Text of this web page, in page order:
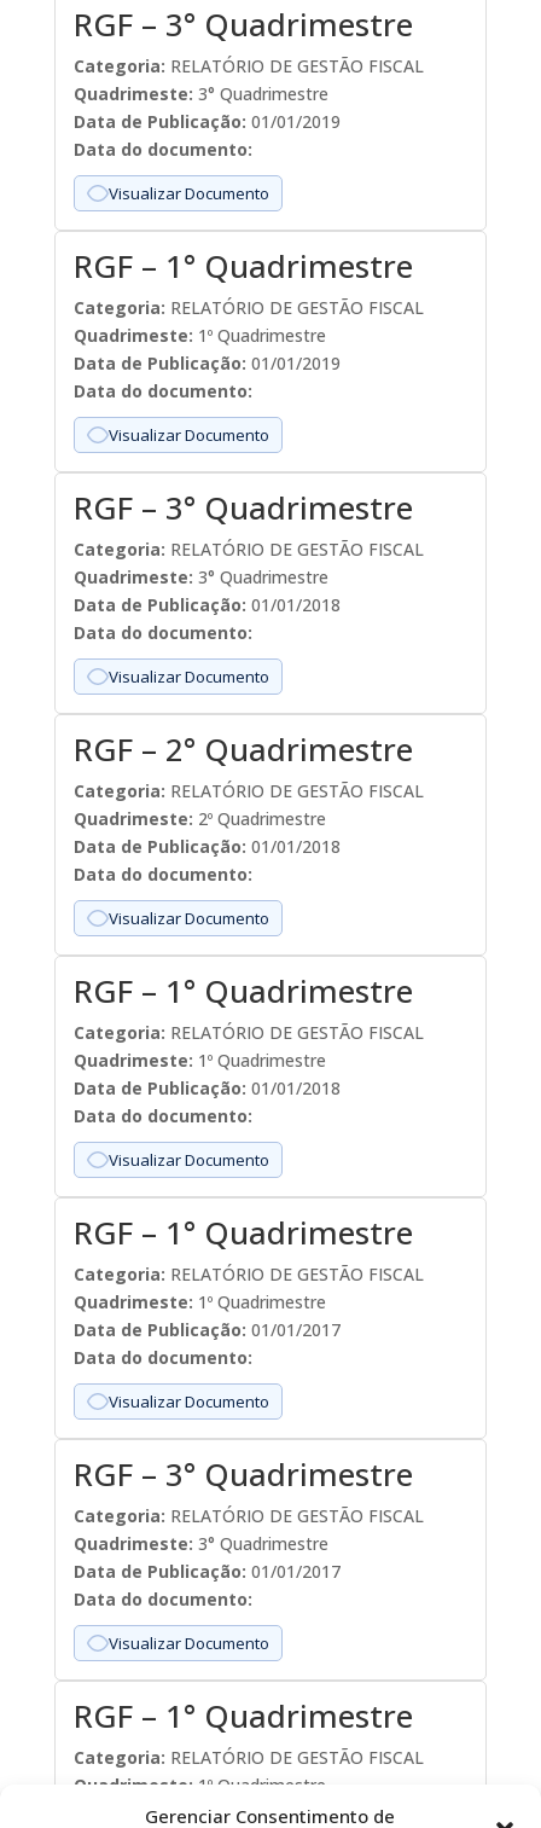
Gerenciar Consentimento de
RGF – 3° Quadrimestre
Categoria: RELATÓRIO DE GESTÃO FISCAL
Quadrimeste: 3° Quadrimestre
Data de Publicação: 01/01/2019
Data do documento:
Visualizar Documento
RGF – 1° Quadrimestre
Categoria: RELATÓRIO DE GESTÃO FISCAL
Quadrimeste: 1º Quadrimestre
Data de Publicação: 01/01/2019
Data do documento:
Visualizar Documento
RGF – 3° Quadrimestre
Categoria: RELATÓRIO DE GESTÃO FISCAL
Quadrimeste: 3° Quadrimestre
Data de Publicação: 01/01/2018
Data do documento:
Visualizar Documento
RGF – 2° Quadrimestre
Categoria: RELATÓRIO DE GESTÃO FISCAL
Quadrimeste: 2º Quadrimestre
Data de Publicação: 01/01/2018
Data do documento:
Visualizar Documento
RGF – 1° Quadrimestre
Categoria: RELATÓRIO DE GESTÃO FISCAL
Quadrimeste: 1º Quadrimestre
Data de Publicação: 01/01/2018
Data do documento:
Visualizar Documento
RGF – 1° Quadrimestre
Categoria: RELATÓRIO DE GESTÃO FISCAL
Quadrimeste: 1º Quadrimestre
Data de Publicação: 01/01/2017
Data do documento:
Visualizar Documento
RGF – 3° Quadrimestre
Categoria: RELATÓRIO DE GESTÃO FISCAL
Quadrimeste: 3° Quadrimestre
Data de Publicação: 01/01/2017
Data do documento:
Visualizar Documento
RGF – 1° Quadrimestre
Categoria: RELATÓRIO DE GESTÃO FISCAL
Quadrimeste: 1º Quadrimestre
Data de Publicação:01/01/2016